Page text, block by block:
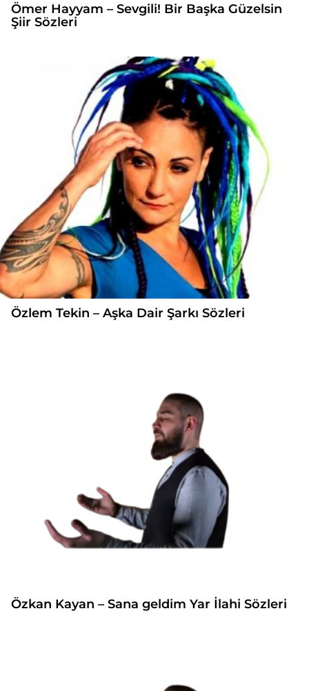
Ömer Hayyam – Sevgili! Bir Başka Güzelsin
Şiir Sözleri
Özlem Tekin – Aşka Dair Şarkı Sözleri
Özkan Kayan – Sana geldim Yar İlahi Sözleri